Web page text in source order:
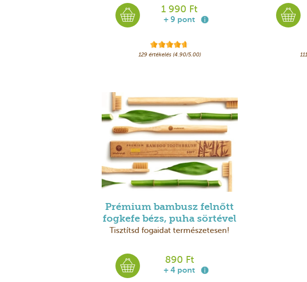
1 990 Ft
+ 9 pont
129 értékelés (4.90/5.00)
Prémium bambusz felnőtt
fogkefe bézs, puha sörtével
Tisztítsd fogaidat természetesen!
890 Ft
+ 4 pont